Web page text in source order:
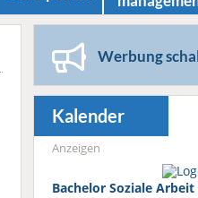
Werbung
Kalender
Anzeigen
Bachelor Soziale